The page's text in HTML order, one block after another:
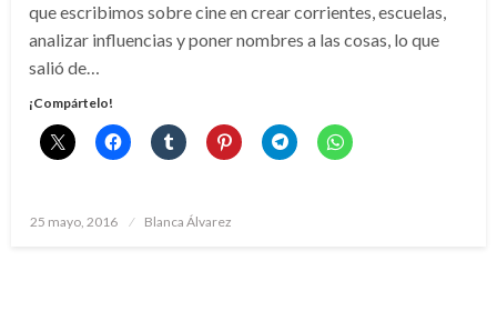
que escribimos sobre cine en crear corrientes, escuelas,
analizar influencias y poner nombres a las cosas, lo que
salió de…
¡Compártelo!
Publicado
25 mayo, 2016 Blanca Álvarez